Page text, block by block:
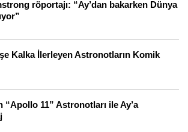
röportajı: “Ay’dan bakarken Dünya
Kalka İlerleyen Astronotların Komik
“Apollo 11” Astronotları ile Ay’a